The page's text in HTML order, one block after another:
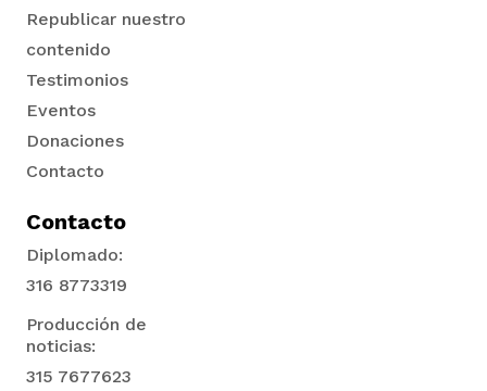
Republicar nuestro
contenido
Testimonios
Eventos
Donaciones
Contacto
Contacto
Diplomado:
316 8773319
Producción de
noticias:
315 7677623